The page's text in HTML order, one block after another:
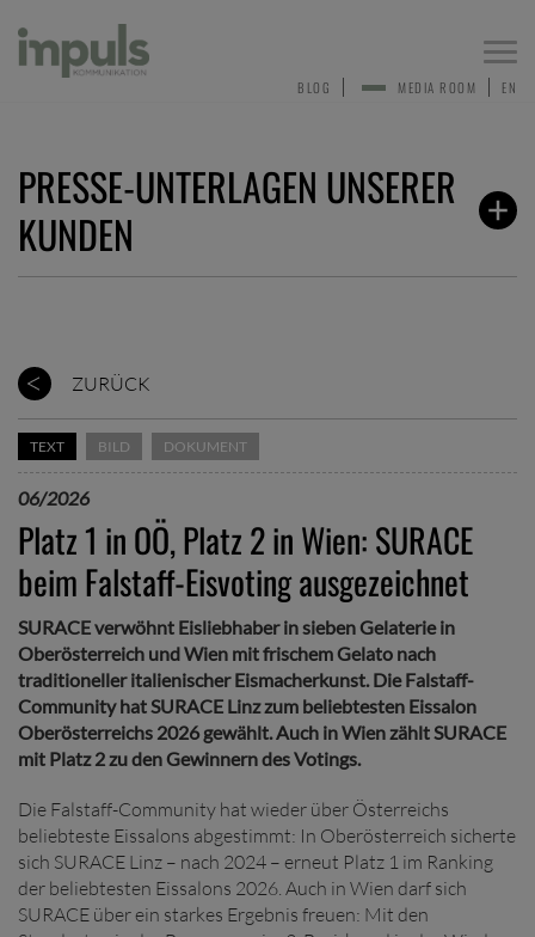
EN
MEDIA ROOM
BLOG
PRESSE-UNTERLAGEN UNSERER
KUNDEN
ZURÜCK
TEXT BILD DOKUMENT
06/2026
Platz 1 in OÖ, Platz 2 in Wien: SURACE
beim Falstaff-Eisvoting ausgezeichnet
SURACE verwöhnt Eisliebhaber in sieben Gelaterie in
Oberösterreich und Wien mit frischem Gelato nach
traditioneller italienischer Eismacherkunst. Die Falstaff-
Community hat SURACE Linz zum beliebtesten Eissalon
Oberösterreichs 2026 gewählt. Auch in Wien zählt SURACE
mit Platz 2 zu den Gewinnern des Votings.
Die Falstaff-Community hat wieder über Österreichs
beliebteste Eissalons abgestimmt: In Oberösterreich sicherte
sich SURACE Linz – nach 2024 – erneut Platz 1 im Ranking
der beliebtesten Eissalons 2026. Auch in Wien darf sich
SURACE über ein starkes Ergebnis freuen: Mit den